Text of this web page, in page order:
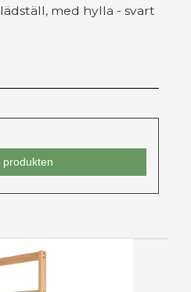
med hylla - svart
produkten